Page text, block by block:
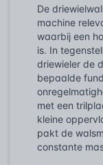
De
machine
waarbij een
is. In
driewieler de
bepaalde
met een
kleine
pakt de
constante